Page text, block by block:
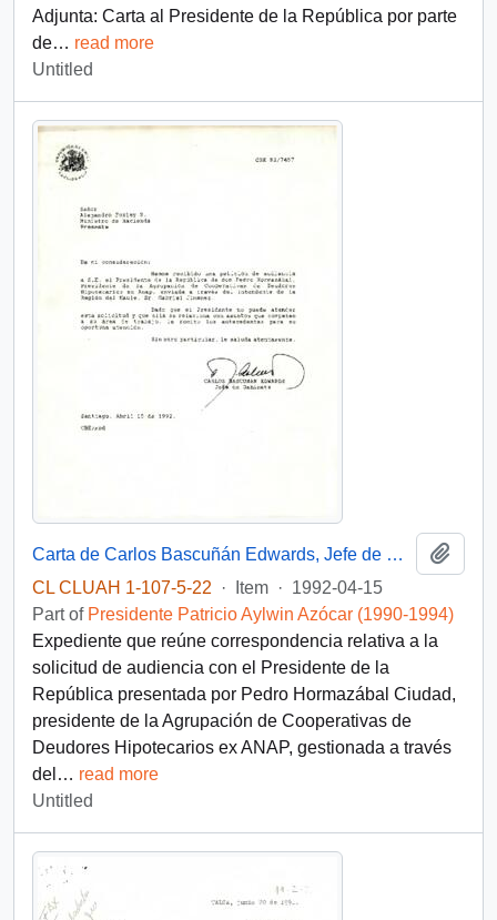
Adjunta: Carta al Presidente de la República por parte
de… read more
Untitled
Carta de Carlos Bascuñán Edwards, Jefe de Gabinete Presidencial, a Alejandro Foxley Ríoseco, Ministro de Hacienda, sobre solicitud de audiencia de la Agrupación de Cooperativas de Deudores Hipotecarios ex ANAP
CL CLUAH 1-107-5-22
· Item · 1992-04-15
Part of Presidente Patricio Aylwin Azócar (1990-1994)
Expediente que reúne correspondencia relativa a la
solicitud de audiencia con el Presidente de la
República presentada por Pedro Hormazábal Ciudad,
presidente de la Agrupación de Cooperativas de
Deudores Hipotecarios ex ANAP, gestionada a través
del … read more
Untitled